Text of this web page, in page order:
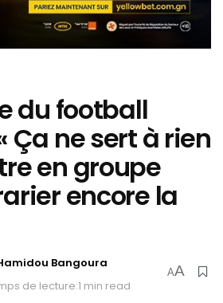
du football
Ça ne sert à rien
en groupe
encore la
Bangoura
de lecture:1 min read
AA